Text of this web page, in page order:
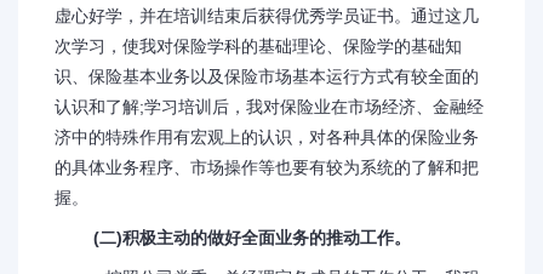
虚心好学，并在培训结束后获得优秀学员证书。通过这几
次学习，使我对保险学科的基础理论、保险学的基础知
识、保险基本业务以及保险市场基本运行方式有较全面的
认识和了解;学习培训后，我对保险业在市场经济、金融经
济中的特殊作用有宏观上的认识，对各种具体的保险业务
的具体业务程序、市场操作等也要有较为系统的了解和把
握。
(二)积极主动的做好全面业务的推动工作。